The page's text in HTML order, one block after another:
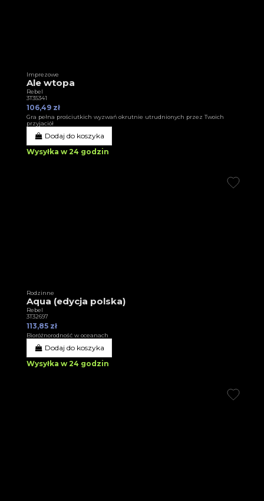
Imprezowe
Ale wtopa
Rebel
3T35341
106,49 zł
Gra pełna prościutkich wyzwań okrutnie utrudnionych przez Twoich
przyjaciół
Dodaj do koszyka
Wysyłka w 24 godzin
Rodzinne
Aqua (edycja polska)
Rebel
3T32697
113,85 zł
Bioróżnorodność w oceanach
Dodaj do koszyka
Wysyłka w 24 godzin